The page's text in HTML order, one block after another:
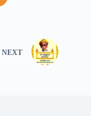
NEXT